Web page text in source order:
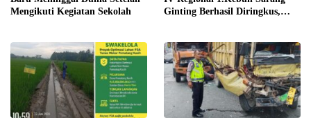
Mengikuti Kegiatan Sekolah
Ginting Berhasil Diringkus,